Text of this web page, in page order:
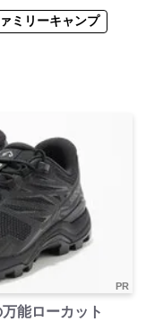
ミリーキャンプ
PR
能ローカット